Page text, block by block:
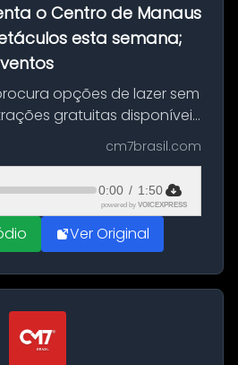
o Centro de Manaus
esta semana;
opções de lazer sem
gratuitas disponíveis
feira (20) e quinta-feira
inclui uma exposição
das ...
cm7brasil.com
0:00 / 1:50
powered by VOICEXPRESS
Ver Original